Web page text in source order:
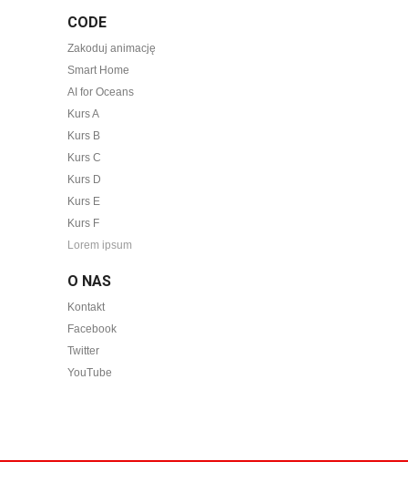
CODE
Zakoduj animację
Smart Home
AI for Oceans
Kurs A
Kurs B
Kurs C
Kurs D
Kurs E
Kurs F
Lorem ipsum
O NAS
Kontakt
Facebook
Twitter
YouTube